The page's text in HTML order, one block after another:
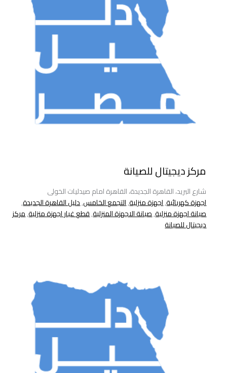
مركز ديجيتال للصيانة
شارع البريد، القاهرة الجديدة، القاهرة امام صيدليات الخولى
اجهزة كهربائية,اجهزة منزلية,التجمع الخامس,دليل القاهرة الجديدة,
صيانة اجهزة منزلية,صيانة الاجهزة المنزلية,قطع غيار اجهزة منزلية,مركز
ديجيتال للصيانة